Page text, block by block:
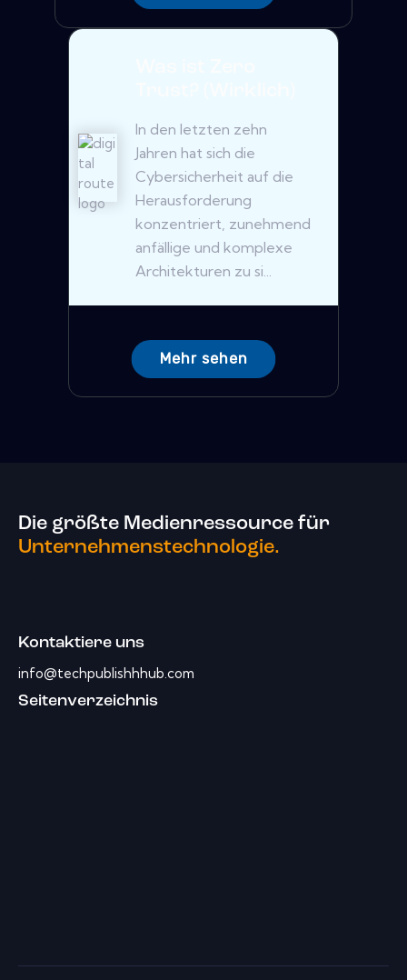
In den letzten zehn
Jahren hat sich die
Cybersicherheit auf die
Herausforderung
konzentriert, zunehmend
anfällige und komplexe
Architekturen zu si...
Mehr sehen
Die größte Medienressource für
Unternehmenstechnologie.
Kontaktiere uns
info@techpublishhhub.com
Seitenverzeichnis